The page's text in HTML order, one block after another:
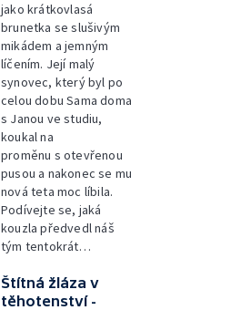
jako krátkovlasá
brunetka se slušivým
mikádem a jemným
líčením. Její malý
synovec, který byl po
celou dobu Sama doma
s Janou ve studiu,
koukal na
proměnu s otevřenou
pusou a nakonec se mu
nová teta moc líbila.
Podívejte se, jaká
kouzla předvedl náš
tým tentokrát…
Štítná žláza v
těhotenství -